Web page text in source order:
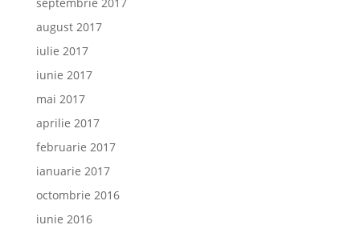
august 2017
iulie 2017
iunie 2017
mai 2017
aprilie 2017
februarie 2017
ianuarie 2017
octombrie 2016
iunie 2016